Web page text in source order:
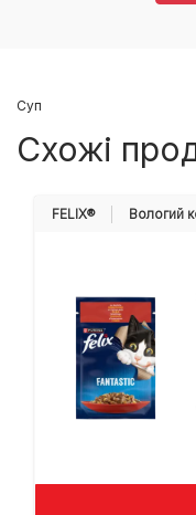
Суп
Схожі
FELIX® Вологий